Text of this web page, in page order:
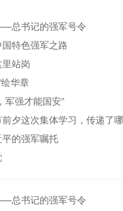
总书记的强军号令
特色强军之路
站岗
华章
军强才能国安”
夕这次集体学习，传递了
的强军嘱托
总书记的强军号令